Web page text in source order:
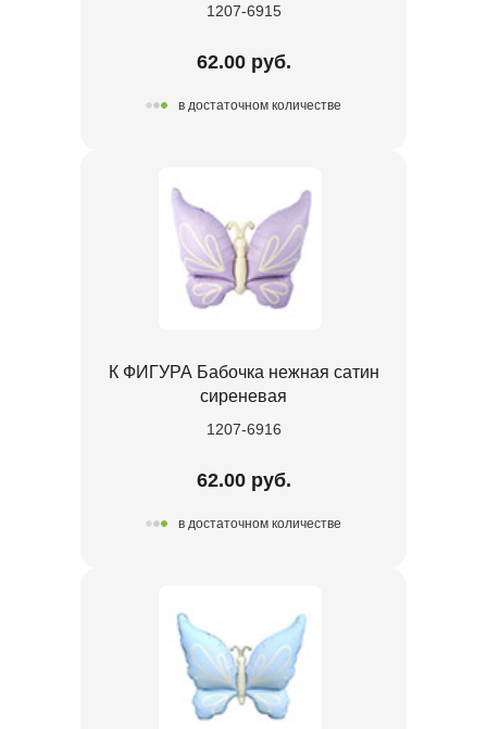
1207-6915
62.00 руб.
в достаточном количестве
К ФИГУРА Бабочка нежная сатин
сиреневая
1207-6916
62.00 руб.
в достаточном количестве